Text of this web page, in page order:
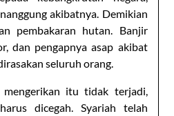
akibatnya. Demikian
pembakaran hutan. Banjir
dan pengapnya asap akibat
seluruh orang.
itu tidak terjadi,
dicegah. Syariah telah